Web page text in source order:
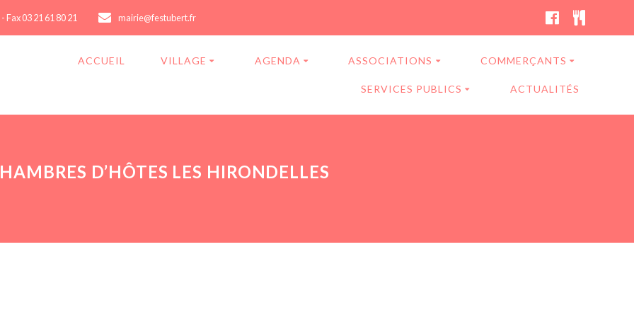
Fax 03 21 61 80 21 mairie@festubert.fr
ACCUEIL VILLAGE AGENDA ASSOCIATIONS COMMERÇANTS
SERVICES PUBLICS ACTUALITÉS
D’HÔTES LES HIRONDELLES